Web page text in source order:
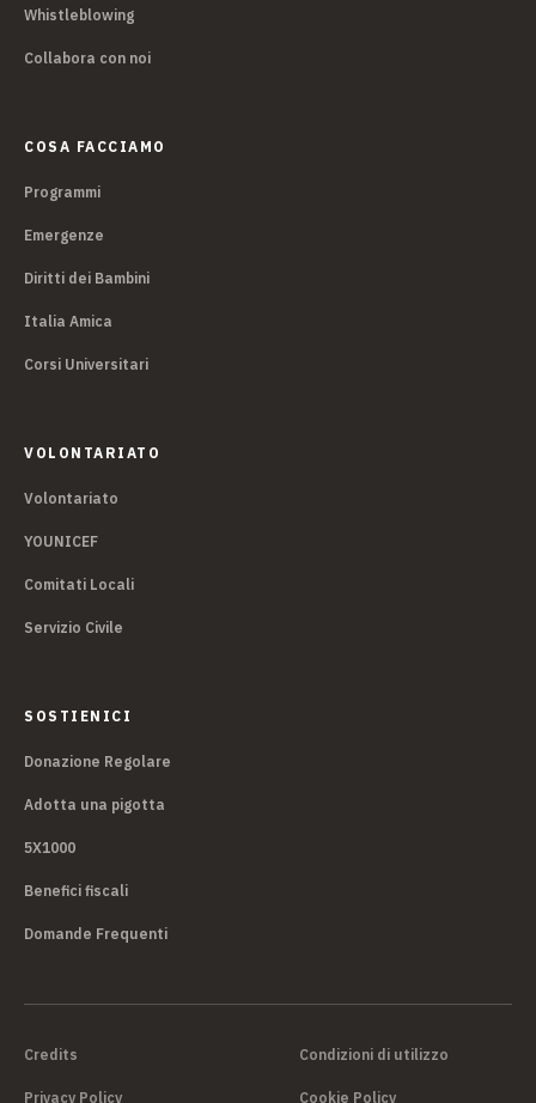
Whistleblowing
Collabora con noi
COSA FACCIAMO
Programmi
Emergenze
Diritti dei Bambini
Italia Amica
Corsi Universitari
VOLONTARIATO
Volontariato
YOUNICEF
Comitati Locali
Servizio Civile
SOSTIENICI
Donazione Regolare
Adotta una pigotta
5X1000
Benefici fiscali
Domande Frequenti
Credits Condizioni di utilizzo
Privacy Policy Cookie Policy